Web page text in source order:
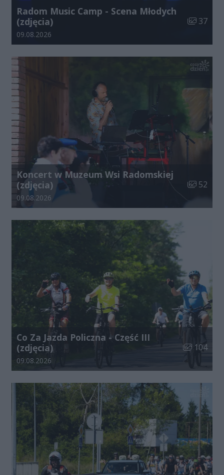
Radom Music Camp - Scena Młodych
(zdjęcia)
Liczba
37
Data dodania galerii:
09.08.2026
Koncert w Muzeum Wsi Radomskiej
(zdjęcia)
Liczba
52
Data dodania galerii:
09.08.2026
Co Za Jazda Policzna - Część III
(zdjęcia)
Liczba
104
Data dodania galerii:
09.08.2026